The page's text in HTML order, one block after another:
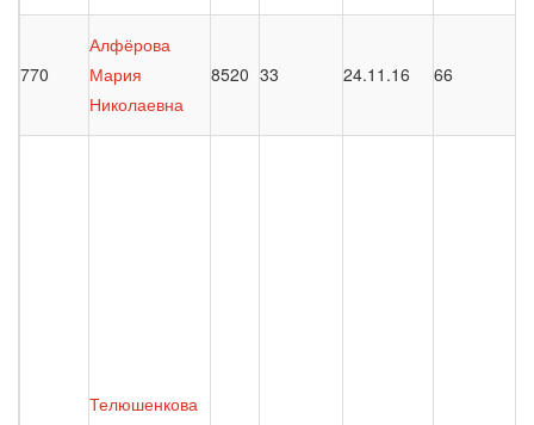
770
Алфёрова
Мария
Николаевна
8520 33 24.11.16 66
Телюшенкова